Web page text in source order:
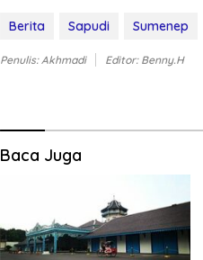
Berita Sapudi Sumenep
Penulis: Akhmadi Editor: Benny.H
Baca Juga